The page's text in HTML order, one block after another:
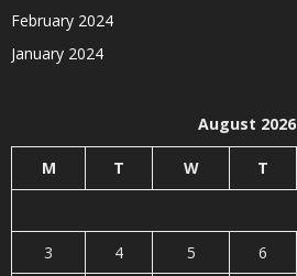
February 2024
January 2024
August 2026
M T W T
3
4 5 6